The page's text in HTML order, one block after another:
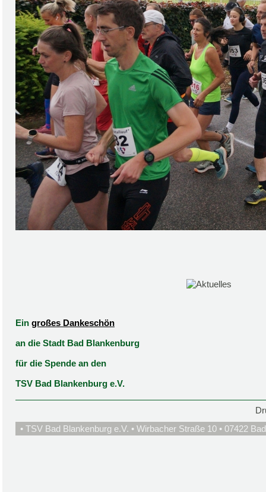
Ein großes Dankeschön
an die Stadt Bad Blankenburg
für die Spende an den
TSV Bad Blankenburg e.V.
• TSV Bad Blankenburg e.V. • Wirbacher Straße 10 • 07422